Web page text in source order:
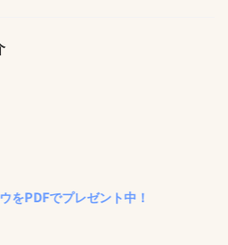
でプレゼント中！